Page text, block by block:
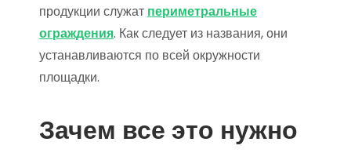
продукции служат периметральные
ограждения. Как следует из названия, они
устанавливаются по всей окружности
площадки.
Зачем все это нужно